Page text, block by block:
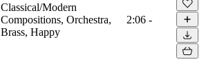
Classical/Modern
Compositions, Orchestra,
Brass, Happy
2:06 -